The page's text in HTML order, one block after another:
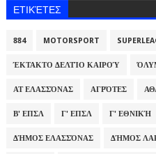
ΕΤΙΚΈΤΕΣ
884 MOTORSPORT
ΈΚΤΑΚΤΟ ΔΕΛΤΊΟ ΚΑΙΡΟΎ
ΑΤ ΕΛΑΣΣΌΝΑΣ ΑΓΡΌΤΕΣ
Β' ΕΠΣΛ Γ' ΕΠΣΛ Γ' ΕΘΝΙΚΉ
ΔΉΜΟΣ ΕΛΑΣΣΌΝΑΣ ΔΉΜΟΣ